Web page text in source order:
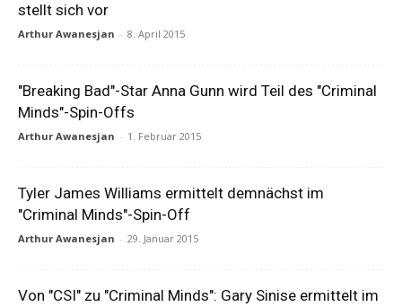
stellt sich vor
Arthur Awanesjan - 8. April 2015
"Breaking Bad"-Star Anna Gunn wird Teil des "Criminal
Minds"-Spin-Offs
Arthur Awanesjan - 1. Februar 2015
Tyler James Williams ermittelt demnächst im
"Criminal Minds"-Spin-Off
Arthur Awanesjan - 29. Januar 2015
Von "CSI" zu "Criminal Minds": Gary Sinise ermittelt im